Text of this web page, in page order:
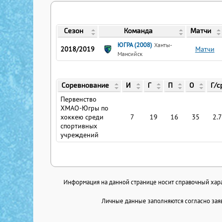
Сезон Команда Матчи
2018/2019 ЮГРА (2008) Ханты-
Мансийск
Матчи
Соревнование И Г П О Г/
Первенство
ХМАО-Югры по
хоккею среди
спортивных
учреждений
7 19 16 35
Информация на данной странице носит справочный
Личные данные заполняются согласно